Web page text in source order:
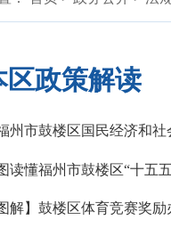
区政策解读
福州市鼓楼区国民经济和
读懂福州市鼓楼区“十五
图解】鼓楼区体育竞赛奖